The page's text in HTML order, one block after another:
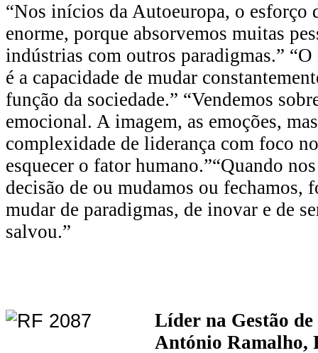
“Nos inícios da Autoeuropa, o esforço
enorme, porque absorvemos muitas
indústrias com outros paradigmas.” “O
é a capacidade de mudar
função da sociedade.” “Vendemos
emocional. A imagem, as emoções,
complexidade de liderança com foco
esquecer o fator humano.”“Quando
decisão de ou mudamos ou fechamos,
mudar de paradigmas, de inovar e de
salvou.”
Líder na Gestão
António Ramalho,